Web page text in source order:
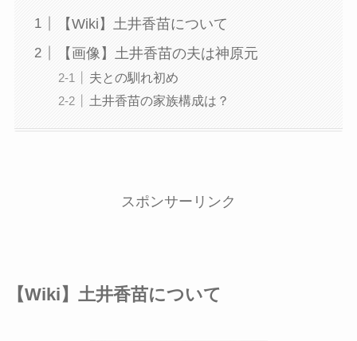
【Wiki】土井香苗について
【画像】土井香苗の夫は神原元
夫との馴れ初め
土井香苗の家族構成は？
スポンサーリンク
【Wiki】土井香苗について